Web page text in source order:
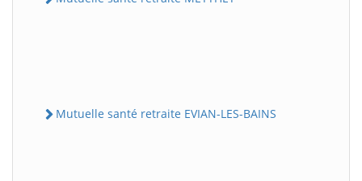
Mutuelle santé retraite EVIAN-LES-BAINS